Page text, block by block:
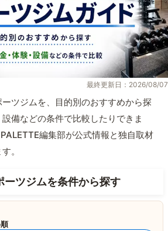
最終更新日：2026/08/07
ツジムを、目的別のおすすめから探
備などの条件で比較したりできま
編集部が公式情報と独自取材
。
ーツジムを条件から探す